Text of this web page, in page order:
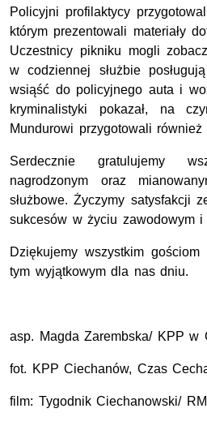
Policyjni profilaktycy
którym prezentowali materiały
Uczestnicy pikniku mogli
w codziennej służbie
wsiąść do policyjnego auta i
kryminalistyki pokazał, na
Mundurowi przygotowali
Serdecznie gratulujemy
nagrodzonym oraz
służbowe. Życzymy satysfakcji
sukcesów w życiu zawodowym i
Dziękujemy wszystkim
tym wyjątkowym dla nas dniu.
asp. Magda Zarembska/ KPP w
fot. KPP Ciechanów, Czas
film: Tygodnik Ciechanowski/ RM